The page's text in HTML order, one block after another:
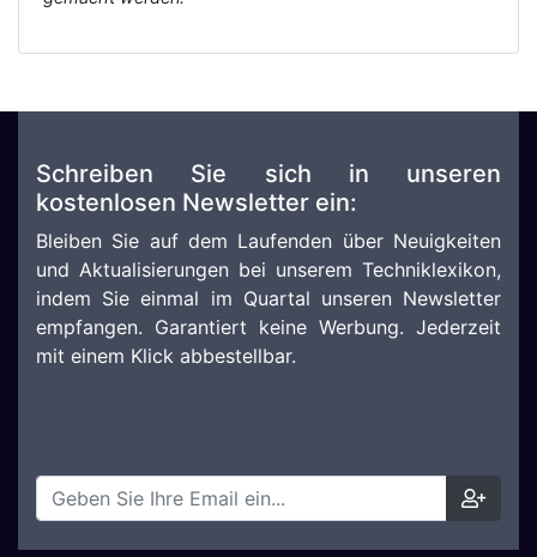
Schreiben Sie sich in unseren
kostenlosen Newsletter ein:
Bleiben Sie auf dem Laufenden über Neuigkeiten
und Aktualisierungen bei unserem Techniklexikon,
indem Sie einmal im Quartal unseren Newsletter
empfangen. Garantiert keine Werbung. Jederzeit
mit einem Klick abbestellbar.